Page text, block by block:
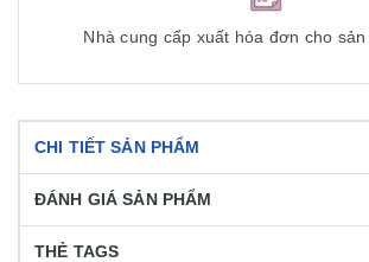
Nhà cung cấp xuất hóa đơn cho
CHI TIẾT SẢN PHẨM
ĐÁNH GIÁ SẢN PHẨM
THẺ TAGS